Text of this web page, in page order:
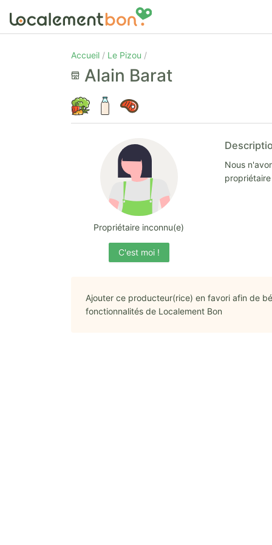
Accueil Le Pizou
Alain Barat
Propriétaire inconnu(e)
C'est moi !
Nous
Ajouter ce producteur(rice) en favori afin de
fonctionnalités de Localement Bon